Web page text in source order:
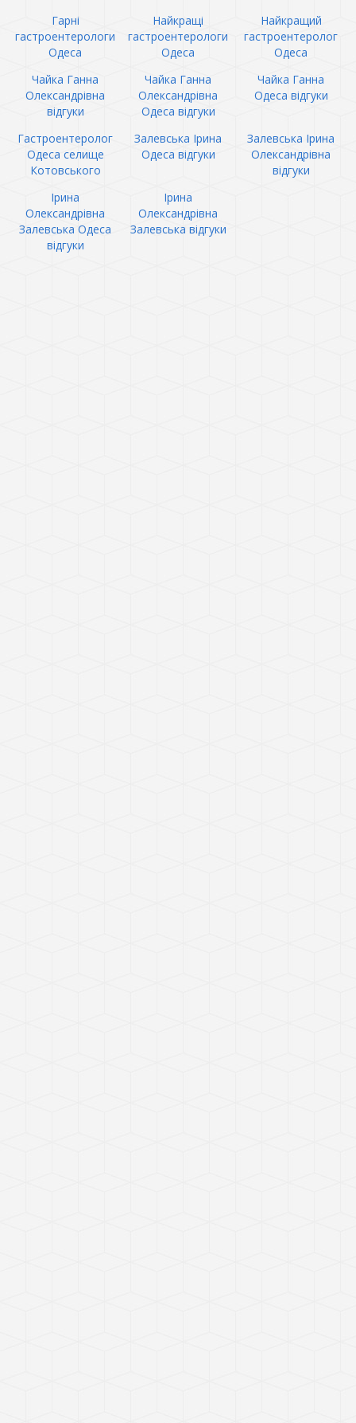
Гарні
гастроентерологи
Одеса
Найкращі
гастроентерологи
Одеса
Найкращий
гастроентеролог
Одеса
Чайка Ганна
Олександрівна
відгуки
Чайка Ганна
Олександрівна
Одеса відгуки
Чайка Ганна
Одеса відгуки
Гастроентеролог
Одеса селище
Котовського
Залевська Ірина
Одеса відгуки
Залевська Ірина
Олександрівна
відгуки
Ірина
Олександрівна
Залевська Одеса
відгуки
Ірина
Олександрівна
Залевська відгуки